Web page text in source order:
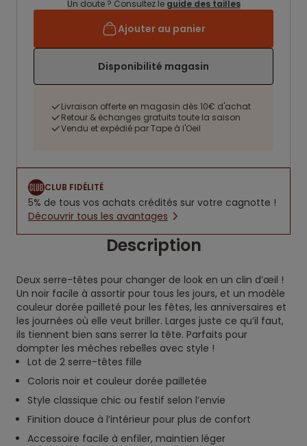
Un doute ? Consultez le guide des tailles
Ajouter au panier
Disponibilité magasin
Livraison offerte en magasin dès 10€ d'achat
Retour & échanges gratuits toute la saison
Vendu et expédié par Tape à l'Oeil
CLUB FIDÉLITÉ
5% de tous vos achats crédités sur votre cagnotte !
Découvrir tous les avantages
Description
Deux serre-têtes pour changer de look en un clin d’œil !
Un noir facile à assortir pour tous les jours, et un modèle
couleur dorée pailleté pour les fêtes, les anniversaires et
les journées où elle veut briller. Larges juste ce qu’il faut,
ils tiennent bien sans serrer la tête. Parfaits pour
dompter les mèches rebelles avec style !
Lot de 2 serre-têtes fille
Coloris noir et couleur dorée pailletée
Style classique chic ou festif selon l’envie
Finition douce à l’intérieur pour plus de confort
Accessoire facile à enfiler, maintien léger